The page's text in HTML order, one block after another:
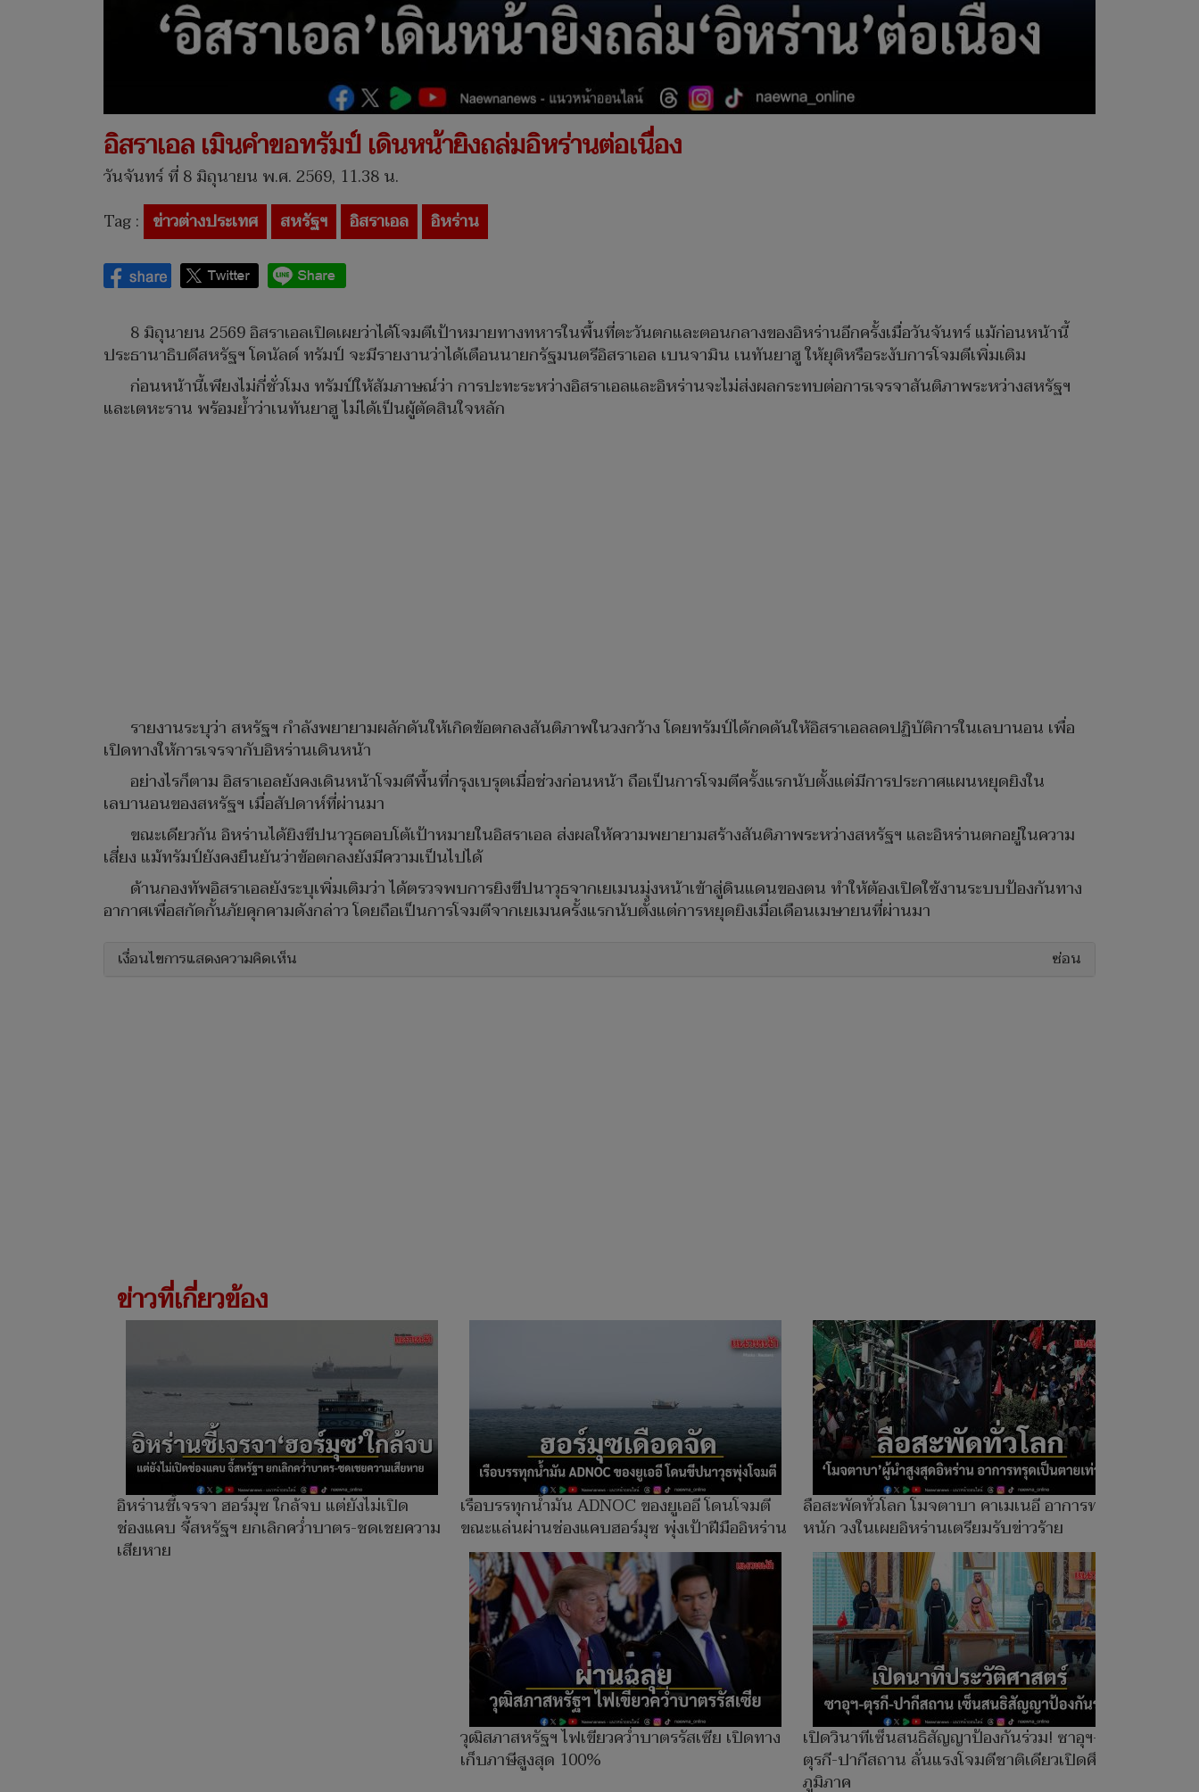
อิสราเอล เมินคำขอทรัมป์ เดินหน้ายิงถล่มอิหร่านต่อเนื่อง
วันจันทร์ ที่ 8 มิถุนายน พ.ศ. 2569, 11.38 น.
Tag : ข่าวต่างประเทศ สหรัฐฯ อิสราเอล อิหร่าน
8 มิถุนายน 2569 อิสราเอลเปิดเผยว่าได้โจมตีเป้าหมายทางทหารในพื้นที่ตะวันตกและตอนกลางของอิหร่านอีกครั้งเมื่อวันจันทร์ แม้ก่อนหน้านี้
ประธานาธิบดีสหรัฐฯ โดนัลด์ ทรัมป์ จะมีรายงานว่าได้เตือนนายกรัฐมนตรีอิสราเอล เบนจามิน เนทันยาฮู ให้ยุติหรือระงับการโจมตีเพิ่มเติม
ก่อนหน้านี้เพียงไม่กี่ชั่วโมง ทรัมป์ให้สัมภาษณ์ว่า การปะทะระหว่างอิสราเอลและอิหร่านจะไม่ส่งผลกระทบต่อการเจรจาสันติภาพระหว่างสหรัฐฯ
และเตหะราน พร้อมย้ำว่าเนทันยาฮู ไม่ได้เป็นผู้ตัดสินใจหลัก
รายงานระบุว่า สหรัฐฯ กำลังพยายามผลักดันให้เกิดข้อตกลงสันติภาพในวงกว้าง โดยทรัมป์ได้กดดันให้อิสราเอลลดปฏิบัติการในเลบานอน เพื่อ
เปิดทางให้การเจรจากับอิหร่านเดินหน้า
อย่างไรก็ตาม อิสราเอลยังคงเดินหน้าโจมตีพื้นที่กรุงเบรุตเมื่อช่วงก่อนหน้า ถือเป็นการโจมตีครั้งแรกนับตั้งแต่มีการประกาศแผนหยุดยิงใน
เลบานอนของสหรัฐฯ เมื่อสัปดาห์ที่ผ่านมา
ขณะเดียวกัน อิหร่านได้ยิงขีปนาวุธตอบโต้เป้าหมายในอิสราเอล ส่งผลให้ความพยายามสร้างสันติภาพระหว่างสหรัฐฯ และอิหร่านตกอยู่ในความ
เสี่ยง แม้ทรัมป์ยังคงยืนยันว่าข้อตกลงยังมีความเป็นไปได้
ด้านกองทัพอิสราเอลยังระบุเพิ่มเติมว่า ได้ตรวจพบการยิงขีปนาวุธจากเยเมนมุ่งหน้าเข้าสู่ดินแดนของตน ทำให้ต้องเปิดใช้งานระบบป้องกันทาง
อากาศเพื่อสกัดกั้นภัยคุกคามดังกล่าว โดยถือเป็นการโจมตีจากเยเมนครั้งแรกนับตั้งแต่การหยุดยิงเมื่อเดือนเมษายนที่ผ่านมา
เงื่อนไขการแสดงความคิดเห็น ซ่อน
ข่าวที่เกี่ยวข้อง
อิหร่านชี้เจรจา ฮอร์มุซ ใกล้จบ แต่ยังไม่เปิด
ช่องแคบ จี้สหรัฐฯ ยกเลิกคว่ำบาตร-ชดเชยความ
เสียหาย
เรือบรรทุกน้ำมัน ADNOC ของยูเออี โดนโจมตี
ขณะแล่นผ่านช่องแคบฮอร์มุซ พุุ่งเป้าฝีมืออิหร่าน
ลือสะพัดทั่วโลก โมจตาบา คาเมเนอี อาการทรุด
หนัก วงในเผยอิหร่านเตรียมรับข่าวร้าย
วุฒิสภาสหรัฐฯ ไฟเขียวคว่ำบาตรรัสเซีย เปิดทาง
เก็บภาษีสูงสุด 100%
เปิดวินาทีเซ็นสนธิสัญญาป้องกันร่วม! ซาอุฯ-
ตุรกี-ปากีสถาน ลั่นแรงโจมตีชาติเดียวเปิดศึกทั้ง
ภูมิภาค